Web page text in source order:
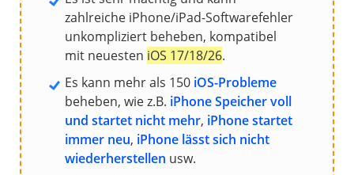
zahlreiche iPhone/iPad-Softwarefehler
unkompliziert beheben, kompatibel
mit neuesten iOS 17/18/26.
Es kann mehr als 150 iOS-Probleme
beheben, wie z.B. iPhone Speicher voll
und startet nicht mehr, iPhone startet
immer neu, iPhone lässt sich nicht
wiederherstellen usw.